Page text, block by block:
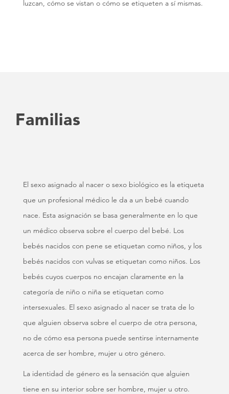
luzcan, cómo se vistan o cómo se etiqueten a sí mismas.
Familias
El sexo asignado al nacer o sexo biológico es la etiqueta
que un profesional médico le da a un bebé cuando
nace. Esta asignación se basa generalmente en lo que
un médico observa sobre el cuerpo del bebé. Los
bebés nacidos con pene se etiquetan como niños, y los
bebés nacidos con vulvas se etiquetan como niños. Los
bebés cuyos cuerpos no encajan claramente en la
categoría de niño o niña se etiquetan como
intersexuales. El sexo asignado al nacer se trata de lo
que alguien observa sobre el cuerpo de otra persona,
no de cómo esa persona puede sentirse internamente
acerca de ser hombre, mujer u otro género.
La identidad de género es la sensación que alguien
tiene en su interior sobre ser hombre, mujer u otro.